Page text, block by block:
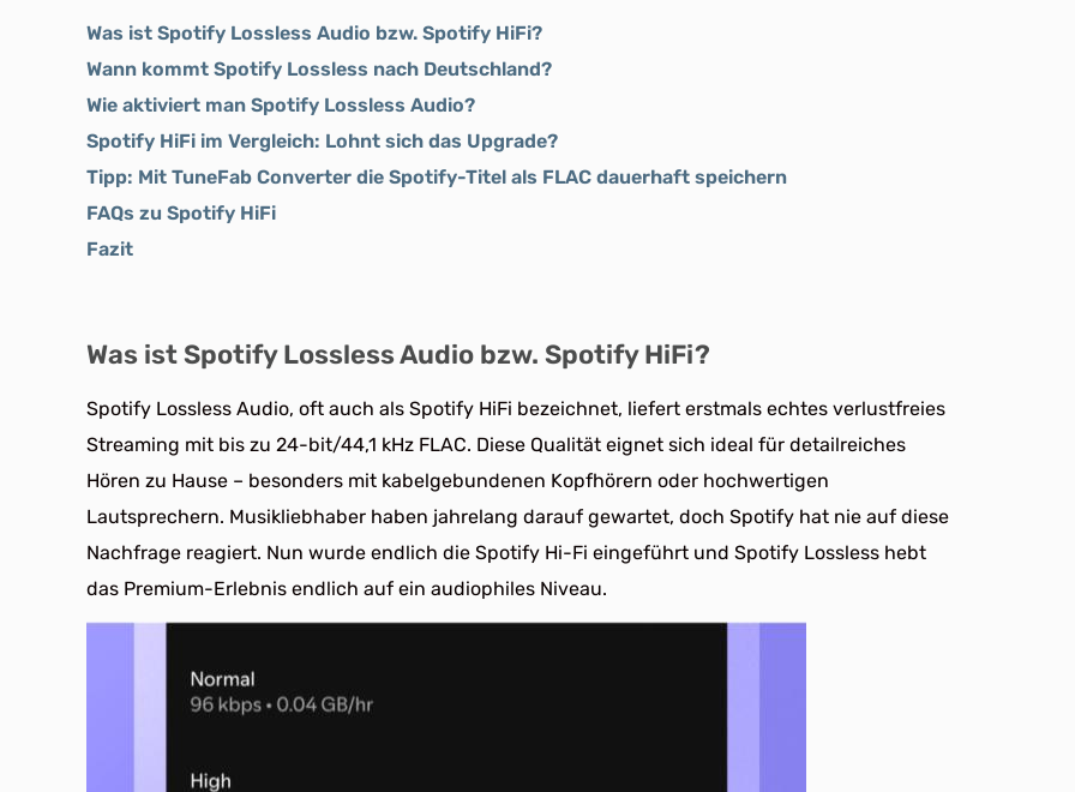
Was ist Spotify Lossless Audio bzw. Spotify HiFi?
Wann kommt Spotify Lossless nach Deutschland?
Wie aktiviert man Spotify Lossless Audio?
Spotify HiFi im Vergleich: Lohnt sich das Upgrade?
Tipp: Mit TuneFab Converter die Spotify-Titel als FLAC dauerhaft speichern
FAQs zu Spotify HiFi
Fazit
Was ist Spotify Lossless Audio bzw. Spotify HiFi?
Spotify Lossless Audio, oft auch als Spotify HiFi bezeichnet, liefert erstmals echtes verlustfreies
Streaming mit bis zu 24-bit/44,1 kHz FLAC. Diese Qualität eignet sich ideal für detailreiches
Hören zu Hause – besonders mit kabelgebundenen Kopfhörern oder hochwertigen
Lautsprechern. Musikliebhaber haben jahrelang darauf gewartet, doch Spotify hat nie auf diese
Nachfrage reagiert. Nun wurde endlich die Spotify Hi-Fi eingeführt und Spotify Lossless hebt
das Premium-Erlebnis endlich auf ein audiophiles Niveau.